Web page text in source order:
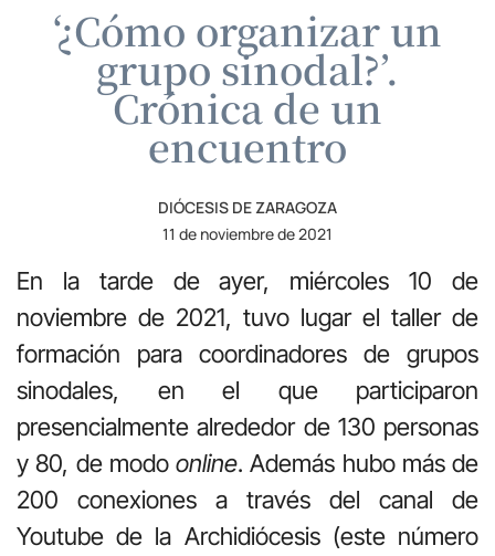
‘¿Cómo organizar un
grupo sinodal?’.
Crónica de un
encuentro
DIÓCESIS DE ZARAGOZA
11 de noviembre de 2021
En la tarde de ayer, miércoles 10 de
noviembre de 2021, tuvo lugar el taller de
formación para coordinadores de grupos
sinodales, en el que participaron
presencialmente alrededor de 130 personas
y 80, de modo online. Además hubo más de
200 conexiones a través del canal de
Youtube de la Archidiócesis (este número